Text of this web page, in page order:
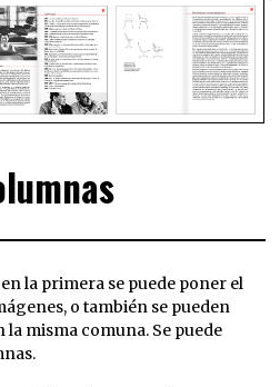
la primera se puede poner el
o también se pueden
misma comuna. Se puede